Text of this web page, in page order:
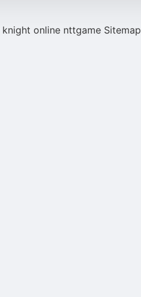
knight online nttgame Sitemap